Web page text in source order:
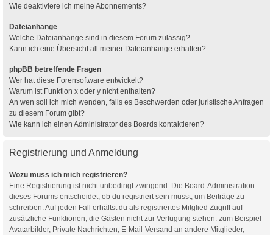
Wie deaktiviere ich meine Abonnements?
Dateianhänge
Welche Dateianhänge sind in diesem Forum zulässig?
Kann ich eine Übersicht all meiner Dateianhänge erhalten?
phpBB betreffende Fragen
Wer hat diese Forensoftware entwickelt?
Warum ist Funktion x oder y nicht enthalten?
An wen soll ich mich wenden, falls es Beschwerden oder juristische Anfragen
zu diesem Forum gibt?
Wie kann ich einen Administrator des Boards kontaktieren?
Registrierung und Anmeldung
Wozu muss ich mich registrieren?
Eine Registrierung ist nicht unbedingt zwingend. Die Board-Administration
dieses Forums entscheidet, ob du registriert sein musst, um Beiträge zu
schreiben. Auf jeden Fall erhältst du als registriertes Mitglied Zugriff auf
zusätzliche Funktionen, die Gästen nicht zur Verfügung stehen: zum Beispiel
Avatarbilder, Private Nachrichten, E-Mail-Versand an andere Mitglieder,